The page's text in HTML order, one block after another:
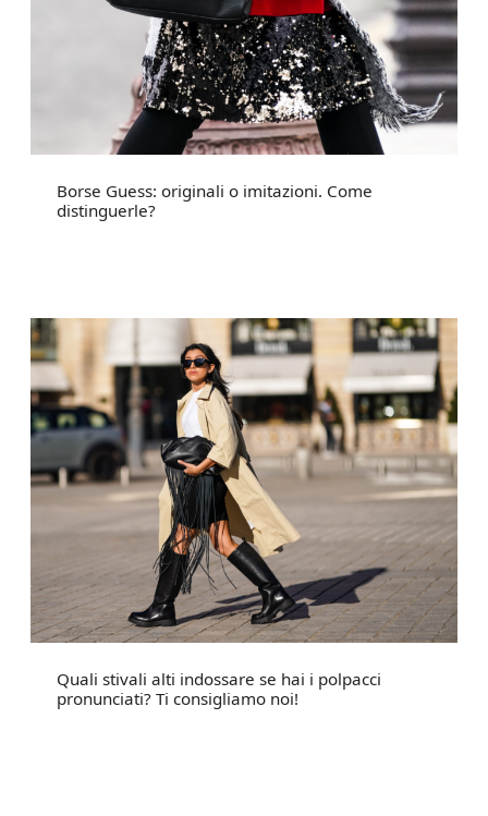
Borse Guess: originali o imitazioni. Come
distinguerle?
Quali stivali alti indossare se hai i polpacci
pronunciati? Ti consigliamo noi!